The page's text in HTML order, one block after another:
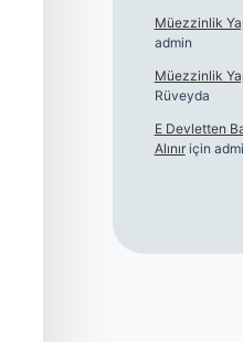
Müezzinlik
admin
Müezzinlik
Rüveyda
E Devletten
Alınıriçin